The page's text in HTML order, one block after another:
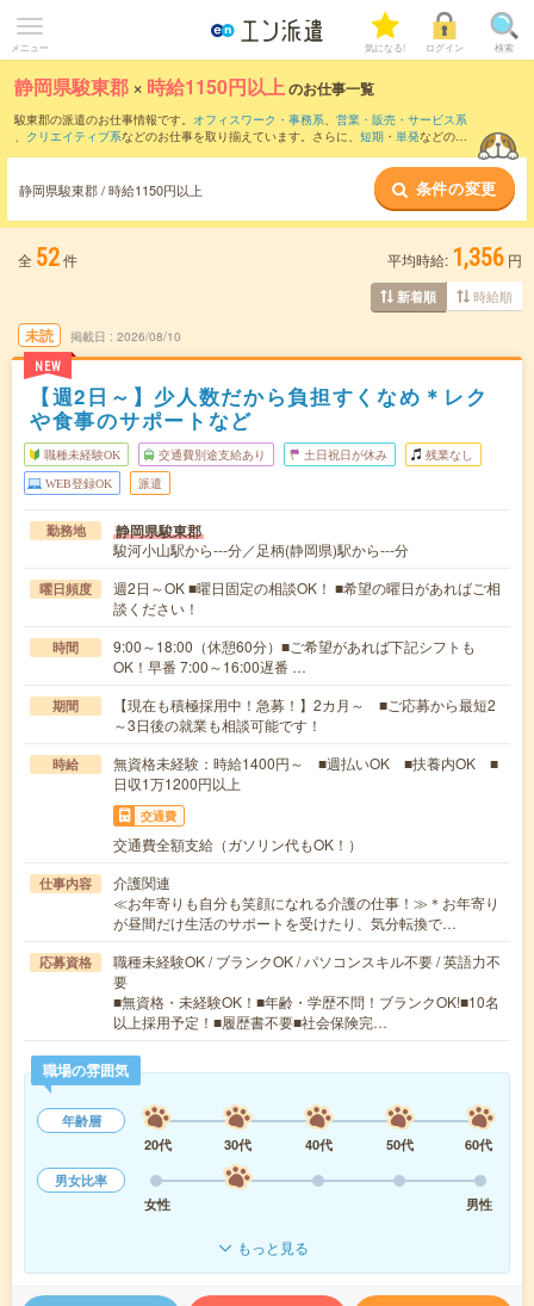
メニュー 気になる! ログイン 検索
静岡県駿東郡 × 時給1150円以上のお仕事一覧
駿東郡の派遣のお仕事情報です。 オフィスワーク・事務系、 営業・販売・サービス系
、 クリエイティブ系などのお仕事を取り揃えています。さらに、 短期 ・ 単発などの期
静岡県駿東郡 / 時給1150円以上 条件の変更
全 52件 平均時給: 1,356 円
新着順 時給順
未読
NEW
掲載日 2026/08/10
【週2日～】少人数だから負担すくなめ＊レク
や食事のサポートなど
職種未経験OK 交通費別途支給あり 土日祝日が休み 残業なし
WEB登録OK 派遣
勤務地 静岡県駿東郡
駿河小山駅から---分／足柄(静岡県)駅から---分
曜日頻度
週2日～OK ■曜日固定の相談OK！ ■希望の曜日があればご相
談ください！
時間
9:00～18:00（休憩60分）■ご希望があれば下記シフトも
OK！早番 7:00～16:00遅番 …
期間
【現在も積極採用中！急募！】2カ月～ ■ご応募から最短2
～3日後の就業も相談可能です！
時給
無資格未経験：時給1400円～ ■週払いOK ■扶養内OK ■
日収1万1200円以上
交通費
交通費全額支給（ガソリン代もOK！）
仕事内容
介護関連
≪お年寄りも自分も笑顔になれる介護の仕事！≫＊お年寄り
が昼間だけ生活のサポートを受けたり、気分転換で…
応募資格
職種未経験OK / ブランクOK / パソコンスキル不要 / 英語力不
要
■無資格・未経験OK！■年齢・学歴不問！ブランクOK!■10名
以上採用予定！■履歴書不要■社会保険完…
職場の雰囲気
年齢層
20代
30代 40代 50代
60代
男女比率
女性
男性
もっと見る